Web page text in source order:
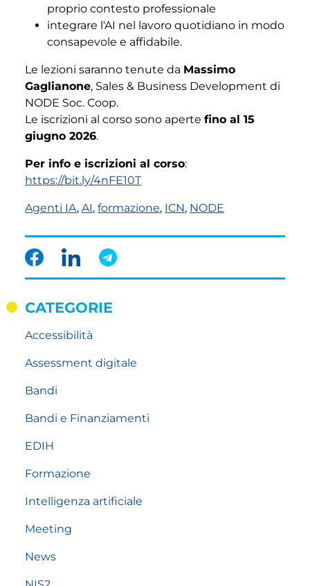
CATEGORIE
Accessibilità
Assessment digitale
Bandi
Bandi e Finanziamenti
EDIH
Formazione
Intelligenza artificiale
Meeting
News
proprio contesto professionale
integrare l'AI nel lavoro quotidiano in modo
consapevole e affidabile.
Le lezioni saranno tenute da Massimo
Gaglianone, Sales & Business Development di
NODE Soc. Coop.
Le iscrizioni al corso sono aperte fino al 15
giugno 2026.
Per info e iscrizioni al corso:
https://bit.ly/4nFE10T
Agenti IA, AI, formazione, ICN, NODE